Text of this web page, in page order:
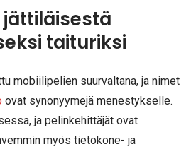
taituriksi
mobiilipelien suurvaltana, ja nimet
ovat synonyymejä menestykselle.
ja pelinkehittäjät ovat
myös tietokone- ja